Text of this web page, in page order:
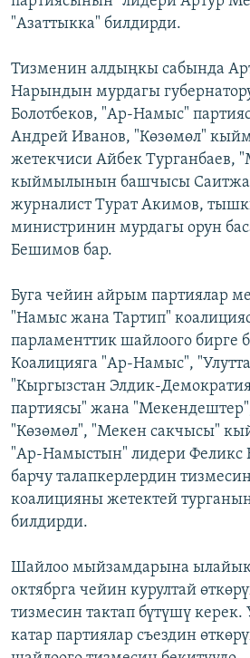
"Азаттыкка" билдирди.
Тизменин алдыңкы сабында
Нарындын мурдагы
Болотбеков, "Ар-Намыс"
Андрей Иванов, "Көзөмөл"
жетекчиси Айбек Турганбаев,
кыймылынын башчысы
журналист Турат Акимов,
министринин мурдагы орун
Бешимов бар.
Буга чейин айрым партиялар
"Намыс жана Тартип"
парламенттик шайлоого бирге
Коалицияга "Ар-Намыс",
"Кыргызстан Элдик-
партиясы" жана
"Көзөмөл", "Мекен сакчысы"
"Ар-Намыстын" лидери Феликс
барчу талапкерлердин
коалицияны жетектей
билдирди.
Шайлоо мыйзамдарына
октябрга чейин курултай
тизмесин тактап бүтүшү
катар партиялар съездин